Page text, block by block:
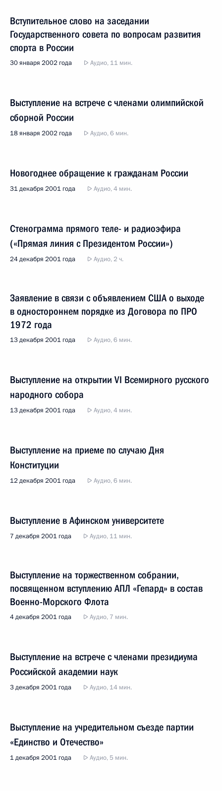
Вступительное слово на заседании
Государственного совета по вопросам развития
спорта в России
30 января 2002 года Аудио, 11 мин.
Выступление на встрече с членами олимпийской
сборной России
18 января 2002 года Аудио, 6 мин.
Новогоднее обращение к гражданам России
31 декабря 2001 года Аудио, 4 мин.
Стенограмма прямого теле- и радиоэфира
(«Прямая линия с Президентом России»)
24 декабря 2001 года Аудио, 2 ч.
Заявление в связи с объявлением США о выходе
в одностороннем порядке из Договора по ПРО
1972 года
13 декабря 2001 года Аудио, 6 мин.
Выступление на открытии VI Всемирного русского
народного собора
13 декабря 2001 года Аудио, 4 мин.
Выступление на приеме по случаю Дня
Конституции
12 декабря 2001 года Аудио, 6 мин.
Выступление в Афинском университете
7 декабря 2001 года Аудио, 11 мин.
Выступление на торжественном собрании,
посвященном вступлению АПЛ «Гепард» в состав
Военно-Морского Флота
4 декабря 2001 года Аудио, 7 мин.
Выступление на встрече с членами президиума
Российской академии наук
3 декабря 2001 года Аудио, 14 мин.
Выступление на учредительном съезде партии
«Единство и Отечество»
1 декабря 2001 года Аудио, 5 мин.